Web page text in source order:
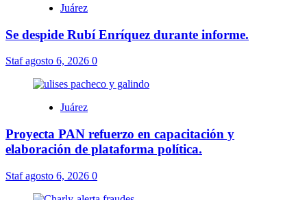
Juárez
Se despide Rubí Enríquez durante informe.
Stafagosto 6, 2026 0
Juárez
Proyecta PAN refuerzo en capacitación y
elaboración de plataforma política.
Stafagosto 6, 2026 0